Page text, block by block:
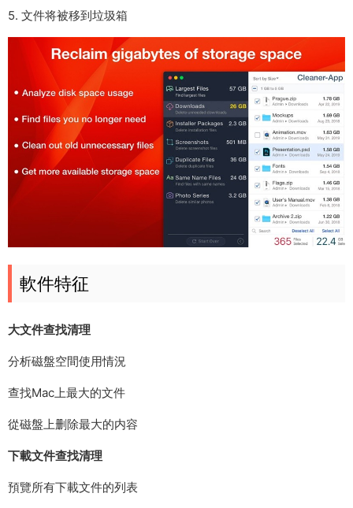
5. 文件将被移到垃圾箱
軟件特征
大文件查找清理
分析磁盤空間使用情況
查找Mac上最大的文件
從磁盤上删除最大的内容
下載文件查找清理
預覽所有下載文件的列表